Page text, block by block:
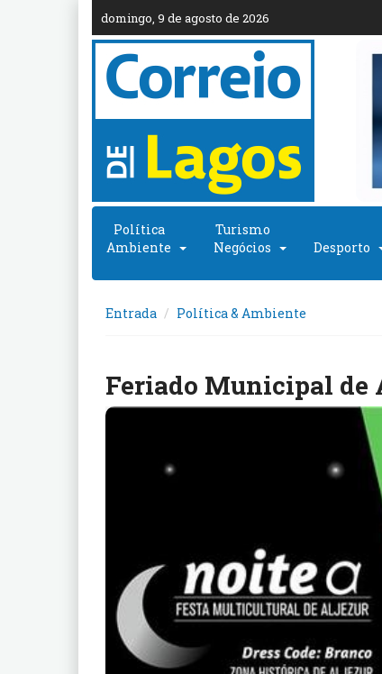
domingo, 9 de agosto de 2026
Política
Ambiente
Turismo
Negócios
Desporto
Entrada Política & Ambiente
Feriado Municipal de